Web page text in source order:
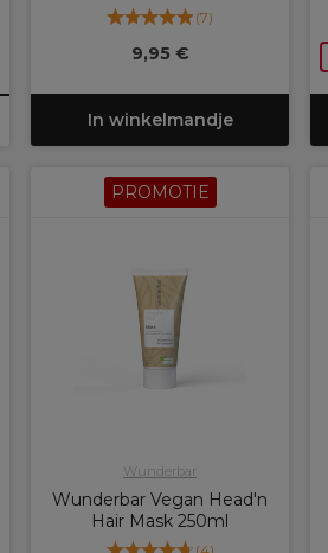
(7)
9,95 €
In winkelmandje
PROMOTIE
Wunderbar
Wunderbar Vegan Head'n
Hair Mask 250ml